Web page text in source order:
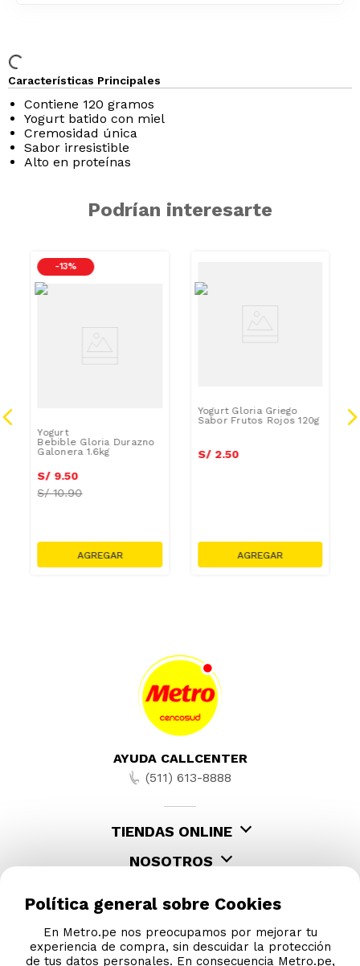
Características Principales
Contiene 120 gramos
Yogurt batido con miel
Cremosidad única
Sabor irresistible
Alto en proteínas
Podrían interesarte
-13 %
Yogurt
Bebible Gloria Durazno
Galonera 1.6kg
S/ 9.50
S/10.90
Yogurt Gloria Griego
Sabor Frutos Rojos 120g
S/ 2.50
AYUDA CALLCENTER
(511) 613-8888
TIENDAS ONLINE
NOSOTROS
Política general sobre Cookies
En Metro.pe nos preocupamos por mejorar tu
experiencia de compra, sin descuidar la protección
de tus datos personales. En consecuencia Metro.pe,